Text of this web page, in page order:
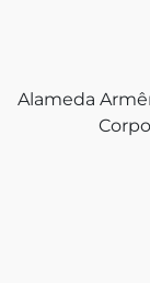
Alameda